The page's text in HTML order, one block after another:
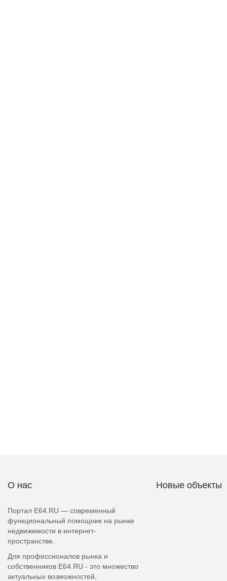
О нас
Портал E64.RU — современный
функциональный помощник на рынке
недвижимости в интернет-
пространстве.
Для профессионалов рынка и
собственников E64.RU - это множество
актуальных возможностей,
Новые объекты